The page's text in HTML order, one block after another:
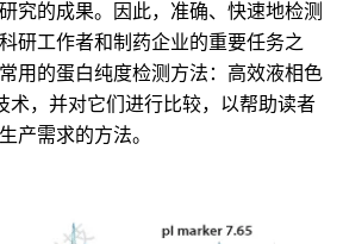
究的成果。因此，准确、快速地检测
研工作者和制药企业的重要任务之
用的蛋白纯度检测方法：高效液相色
术，并对它们进行比较，以帮助读者
产需求的方法。